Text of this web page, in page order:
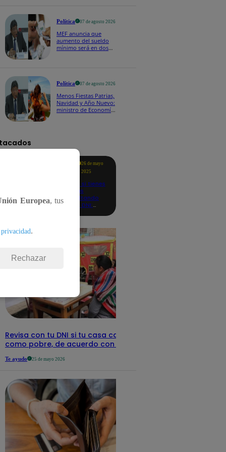
Política 07 de agosto 2026
MEF anuncia que
aumento del sueldo
mínimo será en dos
Política 07 de agosto 2026
Menos Fiestas Patrias,
Navidad y Año Nuevo:
ministro de Economía
26 de mayo
2025
Revisa si tienes
deudas
consultando
con tu DNI:
Revisa con tu DNI si tu casa califica
como pobre, de acuerdo con el Sisfoh
Te ayudo 25 de mayo 2026
Europea, tus
.
Rechazar